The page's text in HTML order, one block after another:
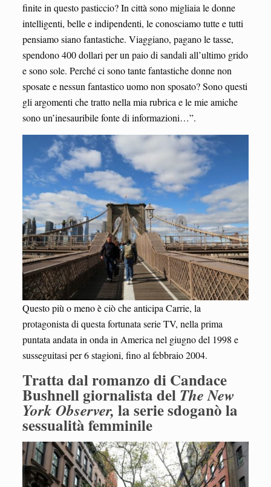
finite in questo pasticcio? In città sono migliaia le donne
intelligenti, belle e indipendenti, le conosciamo tutte e tutti
pensiamo siano fantastiche. Viaggiano, pagano le tasse,
spendono 400 dollari per un paio di sandali all’ultimo grido
e sono sole. Perché ci sono tante fantastiche donne non
sposate e nessun fantastico uomo non sposato? Sono questi
gli argomenti che tratto nella mia rubrica e le mie amiche
sono un’inesauribile fonte di informazioni…”.
Questo più o meno è ciò che anticipa Carrie, la
protagonista di questa fortunata serie TV, nella prima
puntata andata in onda in America nel giugno del 1998 e
susseguitasi per 6 stagioni, fino al febbraio 2004.
Tratta dal romanzo di Candace
Bushnell giornalista del The New
York Observer, la serie sdoganò la
sessualità femminile